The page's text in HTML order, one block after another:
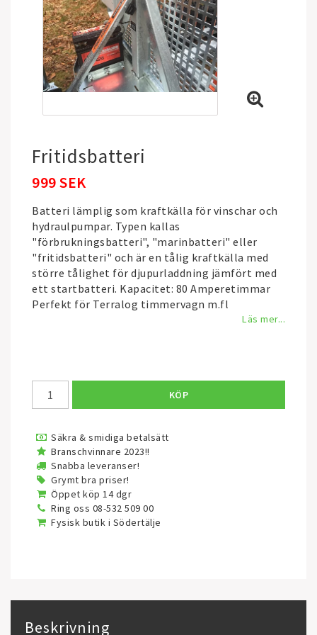
Fritidsbatteri
999 SEK
Batteri lämplig som kraftkälla för vinschar och
hydraulpumpar. Typen kallas
"förbrukningsbatteri", "marinbatteri" eller
"fritidsbatteri" och är en tålig kraftkälla med
större tålighet för djupurladdning jämfört med
ett startbatteri. Kapacitet: 80 Amperetimmar
Perfekt för Terralog timmervagn m.fl
Läs mer...
KÖP
Säkra & smidiga betalsätt
Branschvinnare 2023!!
Snabba leveranser!
Grymt bra priser!
Öppet köp 14 dgr
Ring oss 08-532 509 00
Fysisk butik i Södertälje
Beskrivning